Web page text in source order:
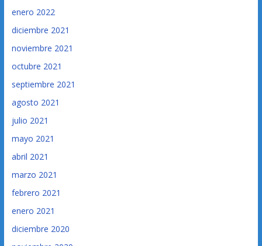
enero 2022
diciembre 2021
noviembre 2021
octubre 2021
septiembre 2021
agosto 2021
julio 2021
mayo 2021
abril 2021
marzo 2021
febrero 2021
enero 2021
diciembre 2020